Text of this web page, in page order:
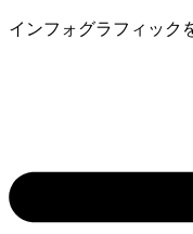
インフォグラフィック